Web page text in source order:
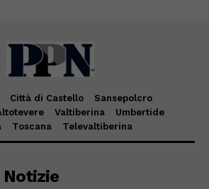
Città di Castello
Sansepolcro
Valtiberina
Umbertide
Toscana Televaltiberina
Notizie